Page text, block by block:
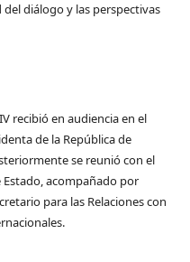
diálogo y las perspectivas
recibió en audiencia en el
de la República de
se reunió con el
acompañado por
para las Relaciones con